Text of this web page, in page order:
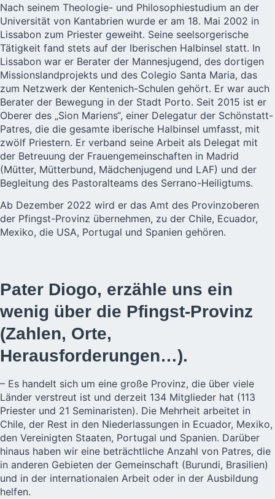
Nach seinem Theologie- und Philosophiestudium an der
Universität von Kantabrien wurde er am 18. Mai 2002 in
Lissabon zum Priester geweiht. Seine seelsorgerische
Tätigkeit fand stets auf der Iberischen Halbinsel statt. In
Lissabon war er Berater der Mannesjugend, des dortigen
Missionslandprojekts und des Colegio Santa Maria, das
zum Netzwerk der Kentenich-Schulen gehört. Er war auch
Berater der Bewegung in der Stadt Porto. Seit 2015 ist er
Oberer des „Sion Mariens“, einer Delegatur der Schönstatt-
Patres, die die gesamte iberische Halbinsel umfasst, mit
zwölf Priestern. Er verband seine Arbeit als Delegat mit
der Betreuung der Frauengemeinschaften in Madrid
(Mütter, Mütterbund, Mädchenjugend und LAF) und der
Begleitung des Pastoralteams des Serrano-Heiligtums.
Ab Dezember 2022 wird er das Amt des Provinzoberen
der Pfingst-Provinz übernehmen, zu der Chile, Ecuador,
Mexiko, die USA, Portugal und Spanien gehören.
Pater Diogo, erzähle uns ein
wenig über die Pfingst-Provinz
(Zahlen, Orte,
Herausforderungen…).
– Es handelt sich um eine große Provinz, die über viele
Länder verstreut ist und derzeit 134 Mitglieder hat (113
Priester und 21 Seminaristen). Die Mehrheit arbeitet in
Chile, der Rest in den Niederlassungen in Ecuador, Mexiko,
den Vereinigten Staaten, Portugal und Spanien. Darüber
hinaus haben wir eine beträchtliche Anzahl von Patres, die
in anderen Gebieten der Gemeinschaft (Burundi, Brasilien)
und in der internationalen Arbeit oder in der Ausbildung
helfen.